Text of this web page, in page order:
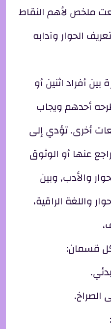
ملخص لأهم النقاط
الحوار وآدابه
أفراد اثنين أو
أحدهم ويجاب
أخرى. تؤدي إلى
عنها أو الوثوق
والأدب, وبين
واللغة الراقية،
قسمان:
الصراخ.